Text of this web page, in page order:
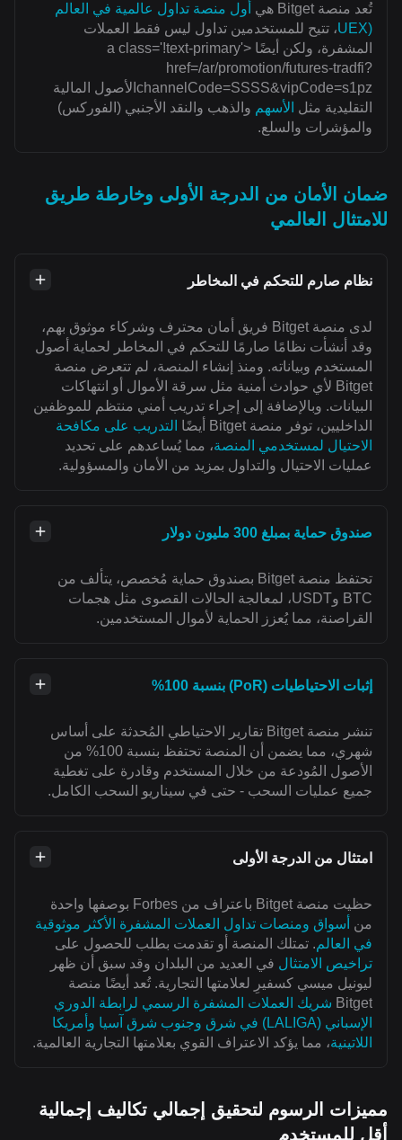
تُعد منصة Bitget هي
أول منصة تداول عالمية في العالم
(UEX
، تتيح للمستخدمين تداول ليس فقط العملات
المشفرة، ولكن أيضًا <a class='!text-primary'
href=/ar/promotion/futures-tradfi?
channelCode=SSSS&vipCode=s1pzالأصول المالية
التقليدية مثل الأسهم والذهب والنقد الأجنبي (الفوركس)
والمؤشرات والسلع.
ضمان الأمان من الدرجة الأولى وخارطة طريق
للامتثال العالمي
نظام صارم للتحكم في المخاطر
لدى منصة Bitget فريق أمان محترف وشركاء موثوق بهم،
وقد أنشأت نظامًا صارمًا للتحكم في المخاطر لحماية أصول
المستخدم وبياناته. ومنذ إنشاء المنصة، لم تتعرض منصة
Bitget لأي حوادث أمنية مثل سرقة الأموال أو انتهاكات
البيانات. وبالإضافة إلى إجراء تدريب أمني منتظم للموظفين
الداخليين، توفر منصة Bitget أيضًا
التدريب على مكافحة
الاحتيال لمستخدمي المنصة، مما يُساعدهم على تحديد
عمليات الاحتيال والتداول بمزيد من الأمان والمسؤولية.
صندوق حماية بمبلغ 300 مليون دولار
تحتفظ منصة Bitget بصندوق حماية مُخصص، يتألف من
BTC وUSDT، لمعالجة الحالات القصوى مثل هجمات
القراصنة، مما يُعزز الحماية لأموال المستخدمين.
إثبات الاحتياطيات (PoR) بنسبة 100%
تنشر منصة Bitget تقارير الاحتياطي المُحدثة على أساس
شهري، مما يضمن أن المنصة تحتفظ بنسبة 100% من
الأصول المُودعة من خلال المستخدم وقادرة على تغطية
جميع عمليات السحب - حتى في سيناريو السحب الكامل.
امتثال من الدرجة الأولى
حظيت منصة Bitget باعتراف من Forbes بوصفها واحدة
من أسواق ومنصات تداول العملات المشفرة الأكثر موثوقية
في العالم. تمتلك المنصة أو تقدمت بطلب للحصول على
تراخيص الامتثال في العديد من البلدان وقد سبق أن ظهر
ليونيل ميسي كسفيرِ لعلامتها التجارية. تُعد أيضًا منصة
Bitget شريك العملات المشفرة الرسمي لرابطة الدوري
الإسباني (LALIGA) في شرق وجنوب شرق آسيا وأمريكا
اللاتينية، مما يؤكد الاعتراف القوي بعلامتها التجارية العالمية.
مميزات الرسوم لتحقيق إجمالي تكاليف إجمالية
أقل للمستخدم